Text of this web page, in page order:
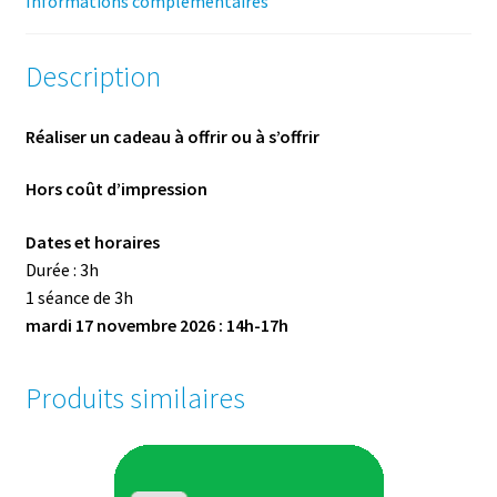
Description
Réaliser un cadeau à offrir ou à s’offrir
Hors coût d’impression
Dates et horaires
Durée : 3h
1 séance de 3h
mardi 17 novembre 2026 : 14h-17h
Produits similaires